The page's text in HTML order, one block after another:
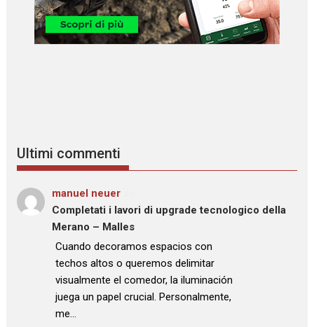
Ultimi commenti
manuel neuer
Completati i lavori di upgrade tecnologico della
Merano – Malles
: “
Cuando decoramos espacios con
techos altos o queremos delimitar
visualmente el comedor, la iluminación
juega un papel crucial. Personalmente,
me…
”